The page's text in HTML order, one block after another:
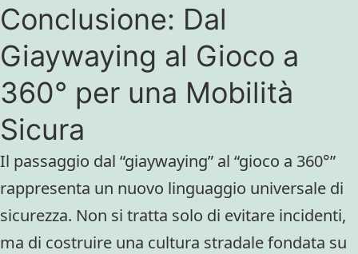
Conclusione: Dal
Giaywaying al Gioco a
360° per una Mobilità
Sicura
Il passaggio dal “giaywaying” al “gioco a 360°”
rappresenta un nuovo linguaggio universale di
sicurezza. Non si tratta solo di evitare incidenti,
ma di costruire una cultura stradale fondata su